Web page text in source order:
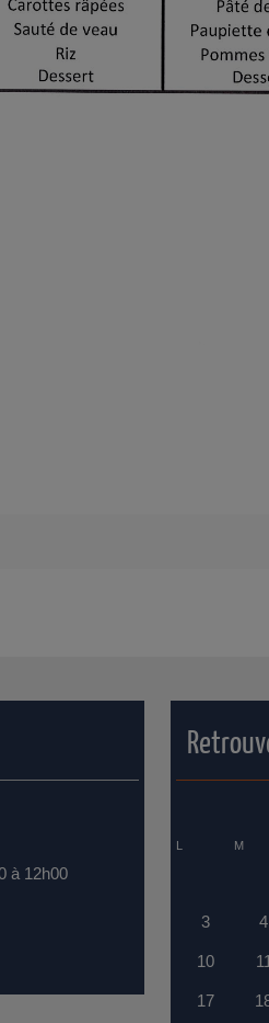
à 12h00
L M
3 4
10 11
17